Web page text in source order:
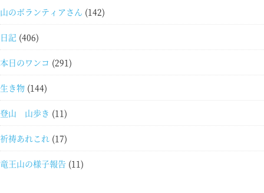
山のボランティアさん (142)
日記 (406)
本日のワンコ (291)
生き物 (144)
登山 山歩き (11)
祈祷あれこれ (17)
竜王山の様子報告 (11)